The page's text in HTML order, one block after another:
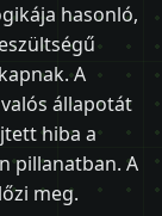
hasonló,
A
állapotát
hiba a
pillanatban. A
meg.